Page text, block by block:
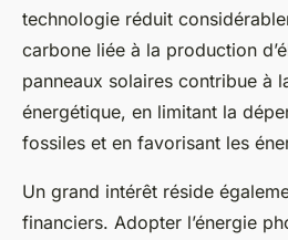
technologie réduit
carbone liée à la production
panneaux solaires contribue à
énergétique, en limitant la
fossiles et en favorisant les
Un grand intérêt réside
financiers. Adopter l’énergie